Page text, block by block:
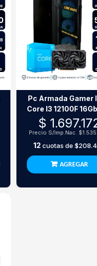
Pc Armada Gamer
Core I3 12100F 16Gb
Ssd Rtx 5060
$
Precio S/Imp.Nac.
12cuotas de
AGREGAR